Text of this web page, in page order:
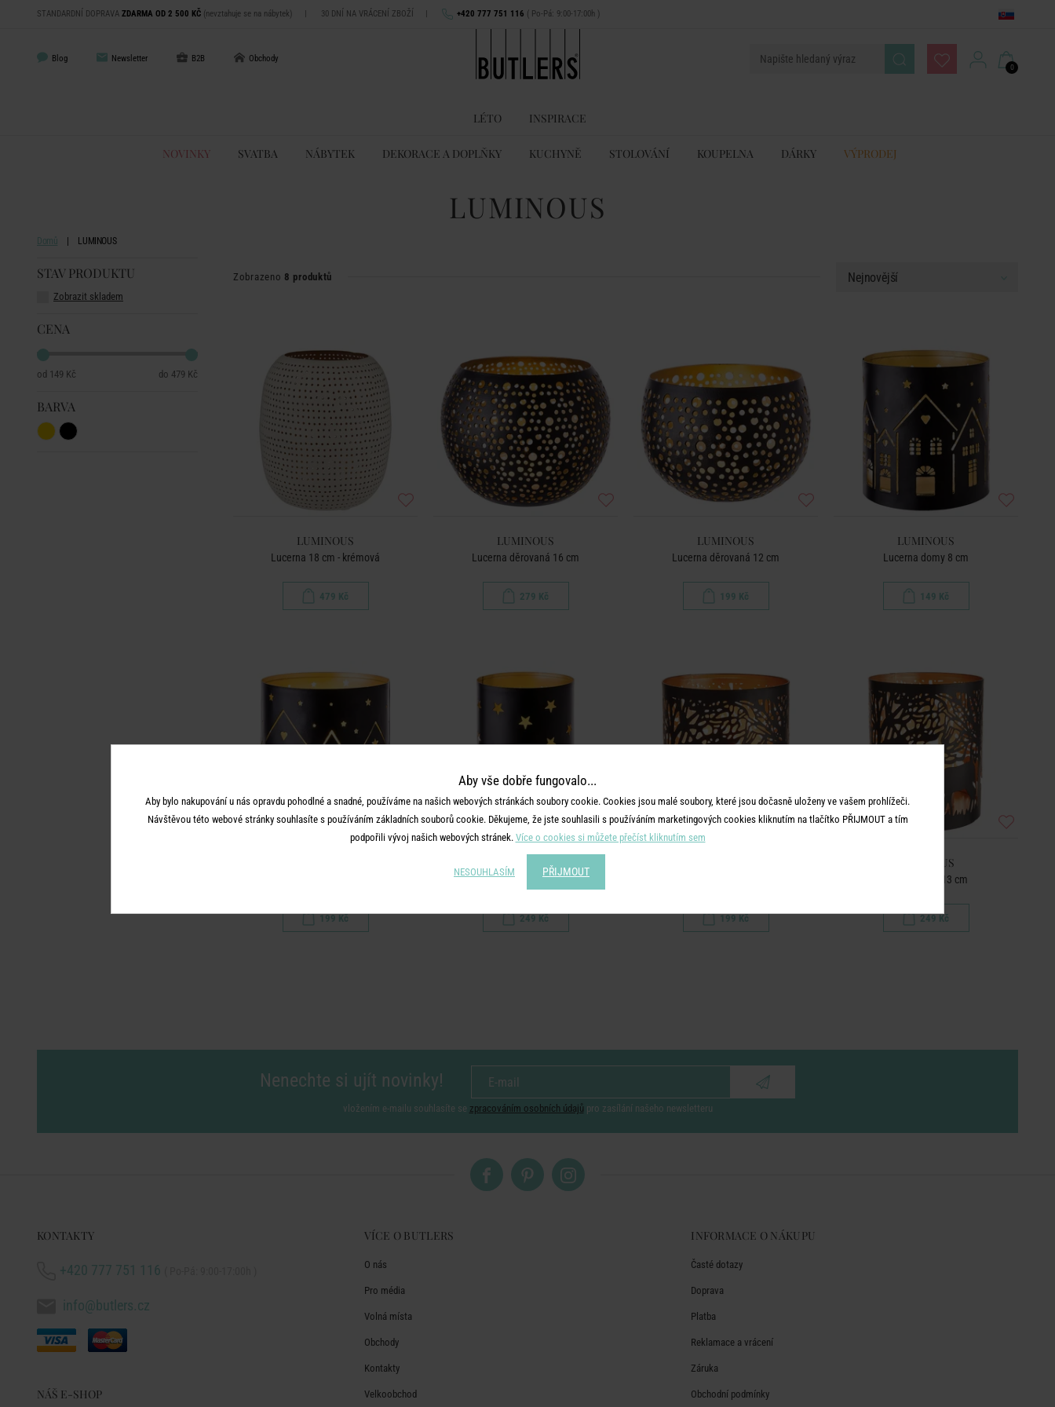
STANDARDNÍ DOPRAVA ZDARMA OD 2 500 KČ (nevztahuje se na nábytek) | 30 DNÍ NA VRÁCENÍ ZBOŽÍ | +420 777 751 116 ( Po-Pá: 9:00-17:00h )
Blog Newsletter B2B Obchody
0
LÉTO INSPIRACE
NOVINKY SVATBA NÁBYTEK DEKORACE A DOPLŇKY KUCHYNĚ STOLOVÁNÍ KOUPELNA DÁRKY VÝPRODEJ
LUMINOUS
Domů LUMINOUS
STAV PRODUKTU
Zobrazit skladem
CENA
149 Kč 479 Kč
BARVA
Zobrazeno 8 produktů
LUMINOUS
Lucerna 18 cm - krémová
479 Kč
LUMINOUS
Lucerna děrovaná 16 cm
279 Kč
LUMINOUS
Lucerna děrovaná 12 cm
199 Kč
LUMINOUS
Lucerna domy 8 cm
149 Kč
199 Kč
LUMINOUS
Lucerna hvězdy 10 cm
249 Kč 199 Kč
LUMINOUS
Svícen jeleni 13 cm
249 Kč
Nenechte si ujít novinky!
vložením e-mailu souhlasíte se zpracováním osobních údajů pro zasílání našeho newsletteru
KONTAKTY
+420 777 751 116
info@butlers.cz
NÁŠ E-SHOP
VÍCE O BUTLERS
O nás
Pro média
Volná místa
Obchody
Kontakty
Velkoobchod
INFORMACE O NÁKUPU
Časté dotazy
Doprava
Platba
Reklamace a vrácení
Záruka
Obchodní podmínky
Aby vše dobře fungovalo...
Aby bylo nakupování u nás opravdu pohodlné a snadné, používáme na našich webových stránkách soubory cookie. Cookies jsou malé soubory, které jsou dočasně uloženy ve vašem prohlížeči.
Návštěvou této webové stránky souhlasíte s používáním základních souborů cookie. Děkujeme, že jste souhlasili s používáním marketingových cookies kliknutím na tlačítko PŘIJMOUT a tím
podpořili vývoj našich webových stránek. Více o cookies si můžete přečíst kliknutím sem
NESOUHLASÍM PŘIJMOUT